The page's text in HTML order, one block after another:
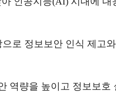
로 정보보안 인식 제고
역량을 높이고 정보보